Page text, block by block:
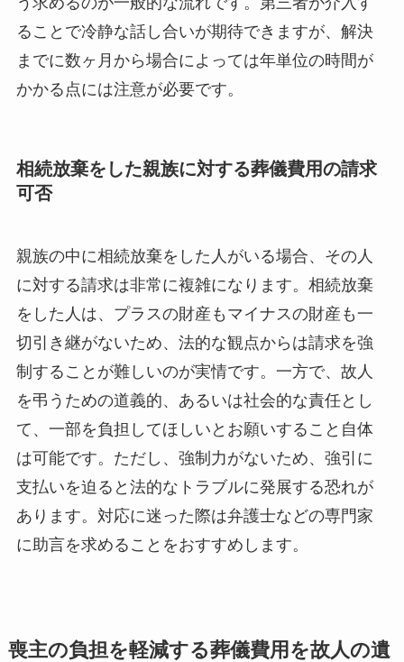
ることで冷静な話し合いが期待できますが、解決
までに数ヶ月から場合によっては年単位の時間が
かかる点には注意が必要です。
相続放棄をした親族に対する葬儀費用の請求
可否
親族の中に相続放棄をした人がいる場合、その人
に対する請求は非常に複雑になります。相続放棄
をした人は、プラスの財産もマイナスの財産も一
切引き継がないため、法的な観点からは請求を強
制することが難しいのが実情です。一方で、故人
を弔うための道義的、あるいは社会的な責任とし
て、一部を負担してほしいとお願いすること自体
は可能です。ただし、強制力がないため、強引に
支払いを迫ると法的なトラブルに発展する恐れが
あります。対応に迷った際は弁護士などの専門家
に助言を求めることをおすすめします。
喪主の負担を軽減する葬儀費用を故人の遺